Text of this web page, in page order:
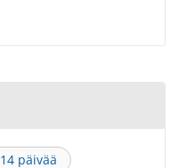
14 päivää